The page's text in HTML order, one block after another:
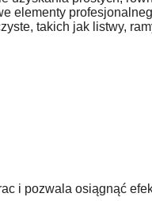
elementy
takich jak listwy,
i pozwala osiągnąć